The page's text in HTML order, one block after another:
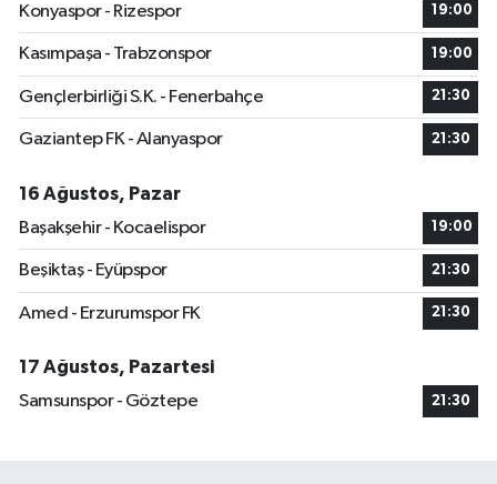
Konyaspor - Rizespor
19:00
Kasımpaşa - Trabzonspor 19:00
Gençlerbirliği S.K. - Fenerbahçe 21:30
Gaziantep FK - Alanyaspor 21:30
16 Ağustos, Pazar
Başakşehir - Kocaelispor
19:00
Beşiktaş - Eyüpspor 21:30
Amed - Erzurumspor FK 21:30
17 Ağustos, Pazartesi
Samsunspor - Göztepe
21:30